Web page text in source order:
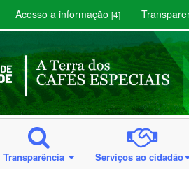
Acesso a informação [4]
Transparência Serviços ao cidadão